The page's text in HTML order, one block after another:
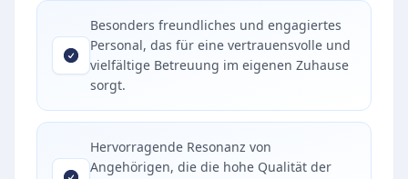
Besonders freundliches und engagiertes
Personal, das für eine vertrauensvolle und
vielfältige Betreuung im eigenen Zuhause
sorgt.
Hervorragende Resonanz von
Angehörigen, die die hohe Qualität der